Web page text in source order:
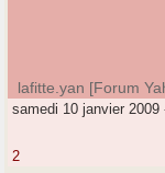
lafitte.yan [Forum
samedi 10 janvier 2009
2